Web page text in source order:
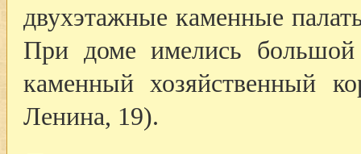
двухэтажные каменные
При доме имелись
каменный хозяйственный
Ленина, 19).